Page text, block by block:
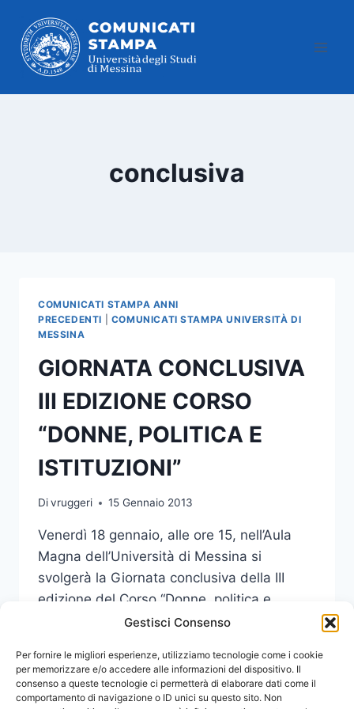
Gestisci Consenso
Per fornire le migliori esperienze, utilizziamo tecnologie come i cookie
per memorizzare e/o accedere alle informazioni del dispositivo. Il
consenso a queste tecnologie ci permetterà di elaborare dati come il
comportamento di navigazione o ID unici su questo sito. Non
contenuto
conclusiva
COMUNICATI STAMPA ANNI
PRECEDENTI
COMUNICATI STAMPA UNIVERSITÀ DI
MESSINA
GIORNATA CONCLUSIVA
III EDIZIONE CORSO
“DONNE, POLITICA E
ISTITUZIONI”
Divruggeri 15 Gennaio 2013
Venerdì 18 gennaio, alle ore 15, nell’Aula
Magna dell’Università di Messina si
svolgerà la Giornata conclusiva della III
edizione del Corso “Donne, politica e
istituzioni” (2012).
LEGGI DI PIÙGIORNATA
CONCLUSIVA
III
EDIZIONE